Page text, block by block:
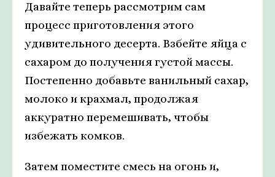
Давайте теперь рассмотрим сам
процесс приготовления этого
удивительного десерта. Взбейте яйца с
сахаром до получения густой массы.
Постепенно добавьте ванильный сахар,
молоко и крахмал, продолжая
аккуратно перемешивать, чтобы
избежать комков.
Затем поместите смесь на огонь и,